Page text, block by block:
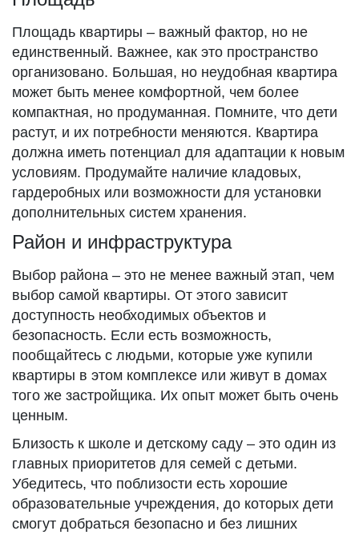
Площадь квартиры – важный фактор, но не
единственный. Важнее, как это пространство
организовано. Большая, но неудобная квартира
может быть менее комфортной, чем более
компактная, но продуманная. Помните, что дети
растут, и их потребности меняются. Квартира
должна иметь потенциал для адаптации к новым
условиям. Продумайте наличие кладовых,
гардеробных или возможности для установки
дополнительных систем хранения.
Район и инфраструктура
Выбор района – это не менее важный этап, чем
выбор самой квартиры. От этого зависит
доступность необходимых объектов и
безопасность. Если есть возможность,
пообщайтесь с людьми, которые уже купили
квартиры в этом комплексе или живут в домах
того же застройщика. Их опыт может быть очень
ценным.
Близость к школе и детскому саду – это один из
главных приоритетов для семей с детьми.
Убедитесь, что поблизости есть хорошие
образовательные учреждения, до которых дети
смогут добраться безопасно и без лишних